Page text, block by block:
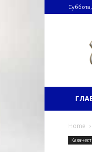
Home